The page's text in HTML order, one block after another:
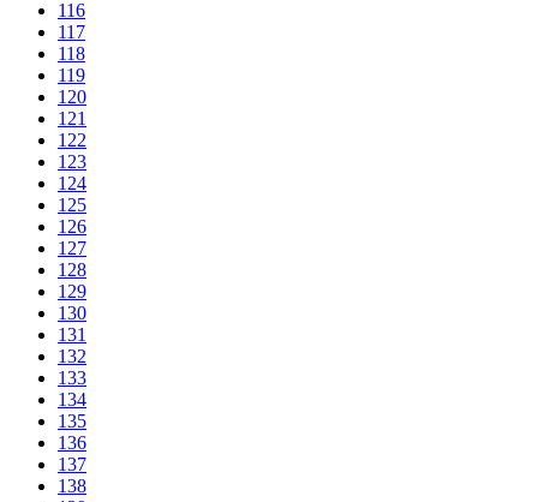
116
117
118
119
120
121
122
123
124
125
126
127
128
129
130
131
132
133
134
135
136
137
138